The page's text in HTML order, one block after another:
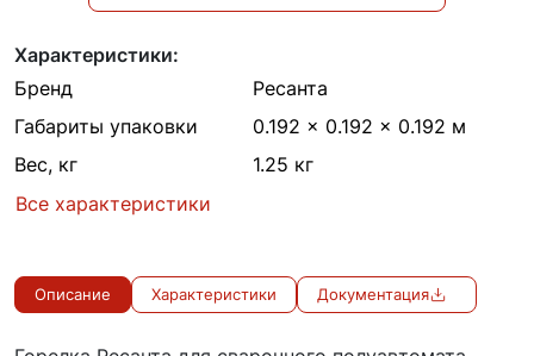
Характеристики:
Бренд
Ресанта
Габариты упаковки
0.192 × 0.192 × 0.192 м
Вес, кг
1.25 кг
Все характеристики
Описание Характеристики Документация